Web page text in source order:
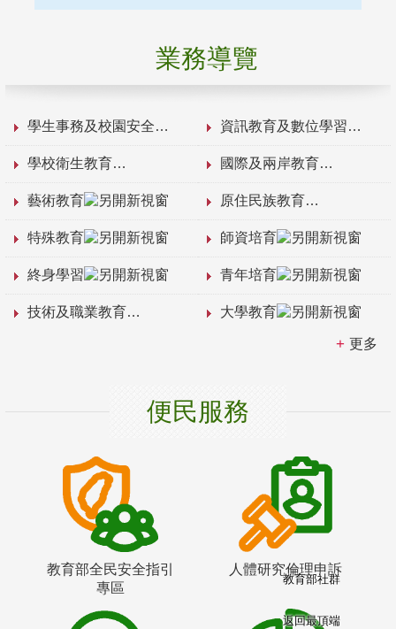
業務導覽
學生事務及校園安全 資訊教育及數位學習
學校衛生教育 國際及兩岸教育
藝術教育 原住民族教育
特殊教育 師資培育
終身學習 青年培育
技術及職業教育 大學教育
更多
便民服務
教育部全民安全指引
專區
人體研究倫理申訴
教育部社群
返回最頂端